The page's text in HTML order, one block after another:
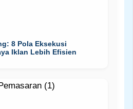
8 Pola Eksekusi
Iklan Lebih Efisien